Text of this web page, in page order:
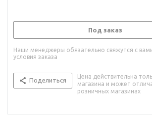
Под заказ
Наши менеджеры обязательно свяжутся с
условия заказа
Поделиться
Цена действительна
магазина и может
розничных магазинах